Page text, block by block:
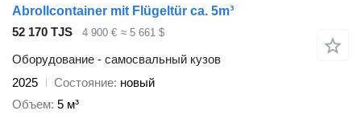
Abrollcontainer mit Flügeltür ca. 5m³
52 170 TJS
4 900 € ≈ 5 661 $
Оборудование - самосвальный кузов
2025
Состояние новый
Объем 5 м³